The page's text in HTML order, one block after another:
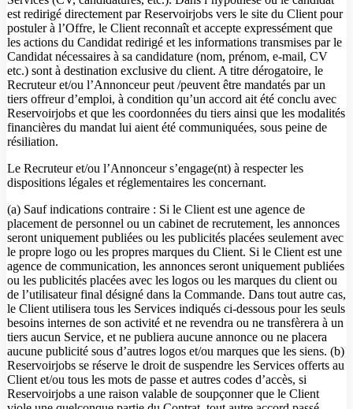
est redirigé directement par Reservoirjobs vers le site du Client pour
postuler à l’Offre, le Client reconnaît et accepte expressément que
les actions du Candidat redirigé et les informations transmises par le
Candidat nécessaires à sa candidature (nom, prénom, e-mail, CV
etc.) sont à destination exclusive du client. A titre dérogatoire, le
Recruteur et/ou l’Annonceur peut /peuvent être mandatés par un
tiers offreur d’emploi, à condition qu’un accord ait été conclu avec
Reservoirjobs et que les coordonnées du tiers ainsi que les modalités
financières du mandat lui aient été communiquées, sous peine de
résiliation.
Le Recruteur et/ou l’Annonceur s’engage(nt) à respecter les
dispositions légales et réglementaires les concernant.
(a) Sauf indications contraire : Si le Client est une agence de
placement de personnel ou un cabinet de recrutement, les annonces
seront uniquement publiées ou les publicités placées seulement avec
le propre logo ou les propres marques du Client. Si le Client est une
agence de communication, les annonces seront uniquement publiées
ou les publicités placées avec les logos ou les marques du client ou
de l’utilisateur final désigné dans la Commande. Dans tout autre cas,
le Client utilisera tous les Services indiqués ci-dessous pour les seuls
besoins internes de son activité et ne revendra ou ne transfèrera à un
tiers aucun Service, et ne publiera aucune annonce ou ne placera
aucune publicité sous d’autres logos et/ou marques que les siens. (b)
Reservoirjobs se réserve le droit de suspendre les Services offerts au
Client et/ou tous les mots de passe et autres codes d’accès, si
Reservoirjobs a une raison valable de soupçonner que le Client